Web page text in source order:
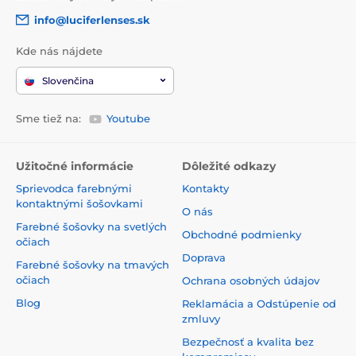
masku podľa potrieb pleti a záverom použite výživný
Podľa potreby– siahnite po cieľových produktoch, ako sú
očné krémy, peelingy či séra, na riešenie konkrétnych
problémov pleti.
Tony Moly dokazuje, že kozmetika môže byť účinná aj
nezameniteľného dizajnu je táto značka ideálnou voľbou pre
každého, kto chce vniesť do svojej dennej rutiny štipku
hravosti – bez kompromisov v kvalite.
info@luciferlenses.sk
Kde nás nájdete
Slovenčina
Sme tiež na: Youtube
Užitočné informácie
Sprievodca farebnými
kontaktnými šošovkami
Farebné šošovky na svetlých
očiach
Farebné šošovky na tmavých
očiach
Blog
Dôležité odkazy
Kontakty
O nás
Obchodné podmienky
Doprava
Ochrana osobných údajov
Reklamácia a Odstúpenie od
zmluvy
Bezpečnosť a kvalita bez